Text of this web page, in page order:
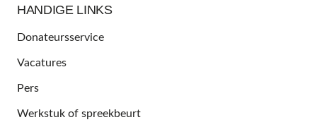
HANDIGE LINKS
Donateursservice
Vacatures
Pers
Werkstuk of spreekbeurt